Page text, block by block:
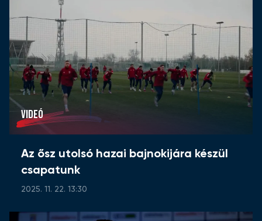
VIDEÓ
Az ősz utolsó hazai bajnokijára készül
csapatunk
2025. 11. 22. 13:30